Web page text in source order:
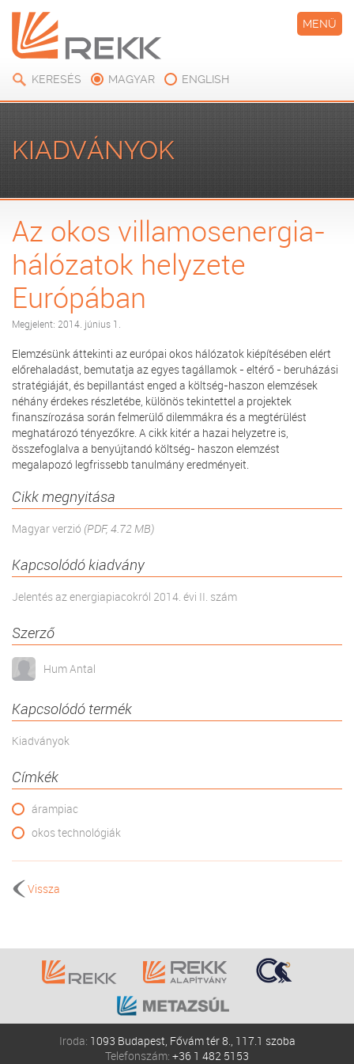
KERESÉS MAGYAR ENGLISH
MENÜ
KIADVÁNYOK
Az okos villamosenergia-
hálózatok helyzete
Európában
Megjelent: 2014. június 1.
Elemzésünk áttekinti az európai okos hálózatok kiépítésében elért
előrehaladást, bemutatja az egyes tagállamok - eltérő - beruházási
stratégiáját, és bepillantást enged a költség-haszon elemzések
néhány érdekes részletébe, különös tekintettel a projektek
finanszírozása során felmerülő dilemmákra és a megtérülést
meghatározó tényezőkre. A cikk kitér a hazai helyzetre is,
összefoglalva a benyújtandó költség- haszon elemzést
megalapozó legfrissebb tanulmány eredményeit.
Cikk megnyitása
Magyar verzió (PDF, 4.72 MB)
Kapcsolódó kiadvány
Jelentés az energiapiacokról 2014. évi II. szám
Szerző
Hum Antal
Kapcsolódó termék
Kiadványok
Címkék
árampiac
okos technológiák
Vissza
Iroda: 1093 Budapest, Fővám tér 8., 117.1 szoba
Telefonszám: +36 1 482 5153